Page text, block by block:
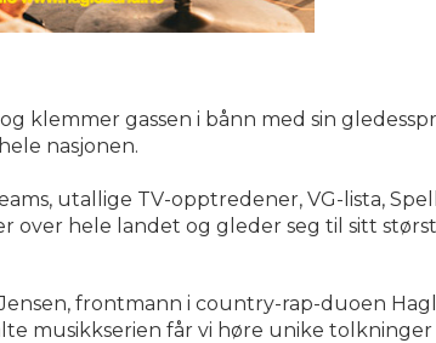
klemmer gassen i bånn med sin
nasjonen.
utallige TV-opptredener, VG-lista,
over hele landet og gleder seg til sitt
frontmann i country-rap-duoen
musikkserien får vi høre unike tolkninger